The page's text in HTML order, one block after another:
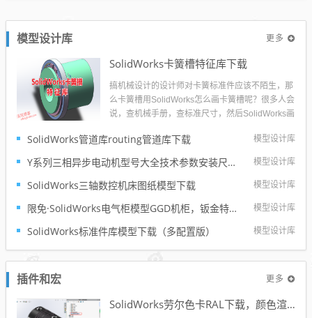
模型设计库 更多
SolidWorks卡簧槽特征库下载
搞机械设计的设计师对卡簧标准件应该不陌生，那
么卡簧槽用SolidWorks怎么画卡簧槽呢？很多人会
说，查机械手册，查标准尺寸，然后SolidWorks画
呢？所以溪风制作了这个SolidWorks卡簧槽特征
模型设计库
SolidWorks管道库routing管道库下载
模型设计库
Y系列三相异步电动机型号大全技术参数安装尺寸及3d模型solidworks模型下载
模型设计库
SolidWorks三轴数控机床图纸模型下载
模型设计库
限免·SolidWorks电气柜模型GGD机柜，钣金特征参数完整
模型设计库
SolidWorks标准件库模型下载（多配置版）
插件和宏 更多
SolidWorks劳尔色卡RAL下载，颜色渲染必备工具